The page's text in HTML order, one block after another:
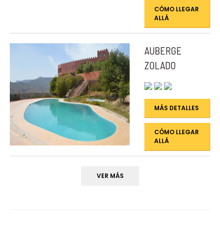
CÓMO LLEGAR
ALLÁ
AUBERGE
ZOLADO
MÁS DETALLES
CÓMO LLEGAR
ALLÁ
VER MÁS